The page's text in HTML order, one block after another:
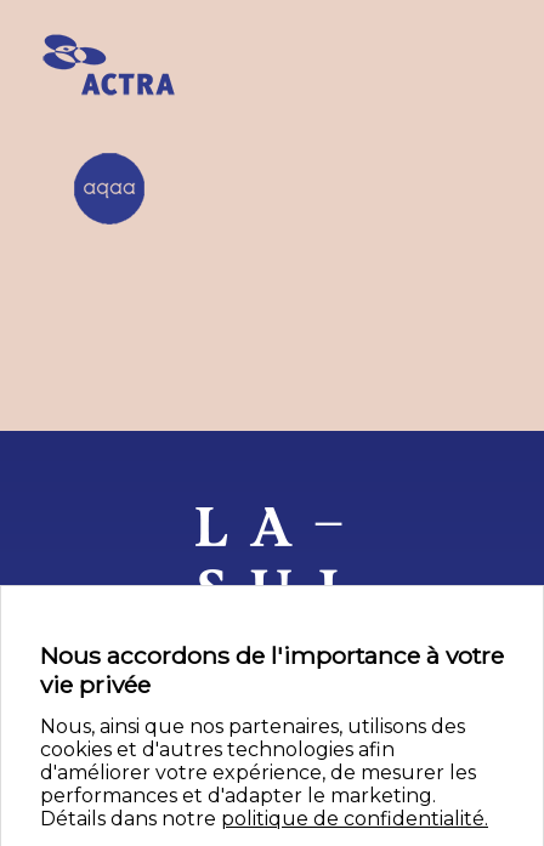
nos artistes
depuis 1957
Nous accordons de l'importance à votre
vie privée
Nous, ainsi que nos partenaires, utilisons des
cookies et d'autres technologies afin
d'améliorer votre expérience, de mesurer les
performances et d'adapter le marketing.
Détails dans notre politique de confidentialité.